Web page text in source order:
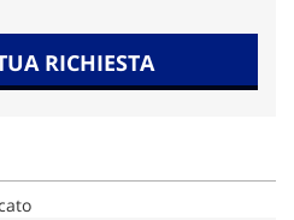
RICHIESTA